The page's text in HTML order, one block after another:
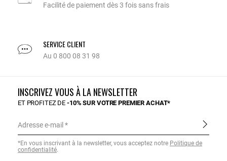
Facilité de paiement dès 3 fois sans frais
SERVICE CLIENT
Au 0 800 08 31 98
INSCRIVEZ VOUS À LA NEWSLETTER
ET PROFITEZ DE-10% SUR VOTRE PREMIER ACHAT*
Adresse e-mail
*En vous inscrivant à la newsletter, vous acceptez notre Politique de
confidentialité.